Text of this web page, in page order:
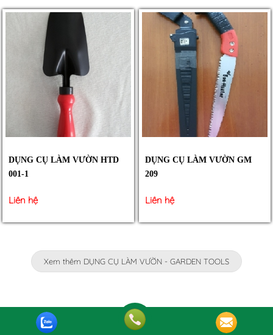
DỤNG CỤ LÀM VƯỜN HTD
001-1
Liên hệ
DỤNG CỤ LÀM VƯỜN GM
209
Liên hệ
Xem thêm DỤNG CỤ LÀM VƯỜN - GARDEN TOOLS
HẠT GIỐNG ĐẬU - BEAN SEEDS